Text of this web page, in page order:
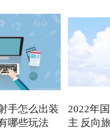
手怎么出装
哪些玩法
2022年
主 反向